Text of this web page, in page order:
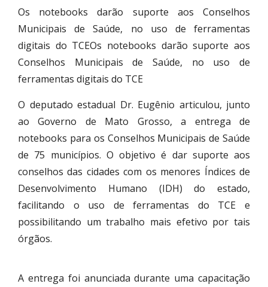
Os notebooks darão suporte aos Conselhos
Municipais de Saúde, no uso de ferramentas
digitais do TCEOs notebooks darão suporte aos
Conselhos Municipais de Saúde, no uso de
ferramentas digitais do TCE
O deputado estadual Dr. Eugênio articulou, junto
ao Governo de Mato Grosso, a entrega de
notebooks para os Conselhos Municipais de Saúde
de 75 municípios. O objetivo é dar suporte aos
conselhos das cidades com os menores Índices de
Desenvolvimento Humano (IDH) do estado,
facilitando o uso de ferramentas do TCE e
possibilitando um trabalho mais efetivo por tais
órgãos.
A entrega foi anunciada durante uma capacitação